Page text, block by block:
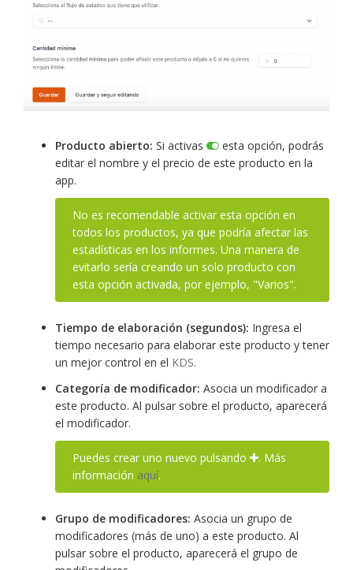
Producto abierto: Si activas
esta opción, podrás
editar el nombre y el precio de este producto en la
app.
No es recomendable activar esta opción en
todos los productos, ya que podría afectar las
estadísticas en los informes. Una manera de
evitarlo sería creando un solo producto con
esta opción activada, por ejemplo, "Varios".
Tiempo de elaboración (segundos): Ingresa el
tiempo necesario para elaborar este producto y tener
un mejor control en el KDS.
Categoría de modificador: Asocia un modificador a
este producto. Al pulsar sobre el producto, aparecerá
el modificador.
Puedes crear uno nuevo pulsando
. Más
información aquí.
Grupo de modificadores: Asocia un grupo de
modificadores (más de uno) a este producto. Al
pulsar sobre el producto, aparecerá el grupo de